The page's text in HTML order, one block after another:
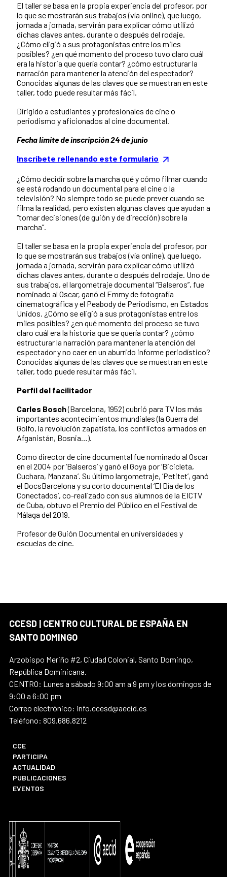
El taller se basa en la propia experiencia del profesor, por
lo que se mostrarán sus trabajos (vía online), que luego,
jornada a jornada, servirán para explicar cómo utilizó
dichas claves antes, durante o después del rodaje.
¿Cómo eligió a sus protagonistas entre los miles
posibles? ¿en qué momento del proceso tuvo claro cuál
era la historia que quería contar? ¿cómo estructurar la
narración para mantener la atención del espectador?
Conocidas algunas de las claves que se muestran en este
taller, todo puede resultar más fácil.
Dirigido a estudiantes y profesionales de cine o
periodismo y aficionados al cine documental.
Fecha límite de inscripción 24 de junio
Inscríbete rellenando este formulario
¿Cómo decidir sobre la marcha qué y cómo filmar cuando
se está rodando un documental para el cine o la
televisión? No siempre todo se puede prever cuando se
filma la realidad, pero existen algunas claves que ayudan a
“tomar decisiones (de guión y de dirección) sobre la
marcha”.
El taller se basa en la propia experiencia del profesor, por
lo que se mostrarán sus trabajos (vía online), que luego,
jornada a jornada, servirán para explicar cómo utilizó
dichas claves antes, durante o después del rodaje. Uno de
sus trabajos, el largometraje documental “Balseros”, fue
nominado al Oscar, ganó el Emmy de fotografía
cinematográfica y el Peabody de Periodismo, en Estados
Unidos. ¿Cómo se eligió a sus protagonistas entre los
miles posibles? ¿en qué momento del proceso se tuvo
claro cuál era la historia que se quería contar? ¿cómo
estructurar la narración para mantener la atención del
espectador y no caer en un aburrido informe periodístico?
Conocidas algunas de las claves que se muestran en este
taller, todo puede resultar más fácil.
Perfil del facilitador
Carles Bosch(Barcelona, 1952) cubrió para TV los más
importantes acontecimientos mundiales (la Guerra del
Golfo, la revolución zapatista, los conflictos armados en
Afganistán, Bosnia…).
Como director de cine documental fue nominado al Oscar
en el 2004 por ‘Balseros’ y ganó el Goya por ‘Bicicleta,
Cuchara, Manzana’. Su último largometraje, ‘Petitet’, ganó
el DocsBarcelona y su corto documental ‘El Día de los
Conectados’, co-realizado con sus alumnos de la EICTV
de Cuba, obtuvo el Premio del Público en el Festival de
Málaga del 2019.
Profesor de Guión Documental en universidades y
escuelas de cine.
CCESD | CENTRO CULTURAL DE ESPAÑA EN
SANTO DOMINGO
Arzobispo Meriño #2, Ciudad Colonial, Santo Domingo,
República Dominicana.
CENTRO: Lunes a sábado 9:00 am a 9 pm y los domingos de
9:00 a 6:00 pm
Correo electrónico: info.ccesd@aecid.es
Teléfono: 809.686.8212
CCE
PARTICIPA
ACTUALIDAD
PUBLICACIONES
EVENTOS